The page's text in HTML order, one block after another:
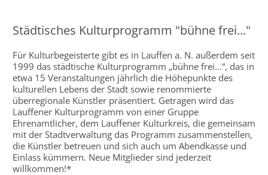
Städtisches Kulturprogramm "bühne frei..."
Für Kulturbegeisterte gibt es in Lauffen a. N. außerdem seit
1999 das städtische Kulturprogramm „bühne frei...“, das in
etwa 15 Veranstaltungen jährlich die Höhepunkte des
kulturellen Lebens der Stadt sowie renommierte
überregionale Künstler präsentiert. Getragen wird das
Lauffener Kulturprogramm von einer Gruppe
Ehrenamtlicher, dem Lauffener Kulturkreis, die gemeinsam
mit der Stadtverwaltung das Programm zusammenstellen,
die Künstler betreuen und sich auch um Abendkasse und
Einlass kümmern. Neue Mitglieder sind jederzeit
willkommen!*